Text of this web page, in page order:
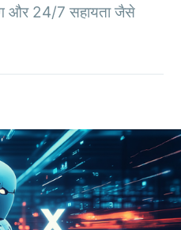
और 24/7 सहायता जैसे